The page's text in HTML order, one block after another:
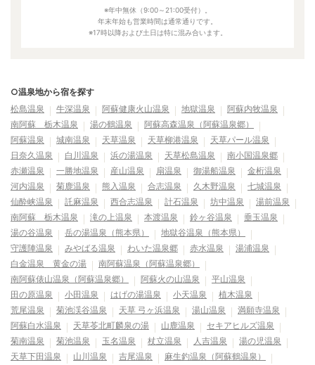
※年中無休（9:00～21:00受付）。
年末年始も営業時間は通常通りです。
※17時以降および土日は特に混み合います。
○温泉地から宿を探す
松島温泉
牛深温泉 阿蘇健康火山温泉 地獄温泉
阿蘇内牧温泉
南阿蘇 栃木温泉
湯の鶴温泉
阿蘇高森温泉（阿蘇温泉郷）
阿蘇温泉
城南温泉 天草温泉 天草柳港温泉
天草パール温泉
日奈久温泉
白川温泉 浜の湯温泉 天草松島温泉
南小国温泉郷
赤瀬温泉
一勝地温泉 産山温泉 扇温泉 御湯船温泉
金桁温泉
河内温泉
菊鹿温泉 熊入温泉 合志温泉 久木野温泉
七城温泉
仙酔峡温泉
託麻温泉 西合志温泉 計石温泉 坊中温泉
湯前温泉
南阿蘇 栃木温泉
滝の上温泉 本渡温泉 鈴ヶ谷温泉
垂玉温泉
湯の谷温泉
岳の湯温泉（熊本県）
地獄谷温泉（熊本県）
守護陣温泉
みやばる温泉 わいた温泉郷 赤水温泉
湯浦温泉
白金温泉 黄金の湯
南阿蘇温泉（阿蘇温泉郷）
南阿蘇俵山温泉（阿蘇温泉郷）
阿蘇火の山温泉
平山温泉
田の原温泉
小田温泉 はげの湯温泉 小天温泉
植木温泉
荒尾温泉
菊池渓谷温泉 天草 弓ヶ浜温泉 湯山温泉
満願寺温泉
阿蘇白水温泉
天草苓北町麟泉の湯 山鹿温泉
セキアヒルズ温泉
菊南温泉
菊池温泉 玉名温泉 杖立温泉 人吉温泉
湯の児温泉
天草下田温泉
山川温泉 吉尾温泉
麻生釣温泉（阿蘇鶴温泉）